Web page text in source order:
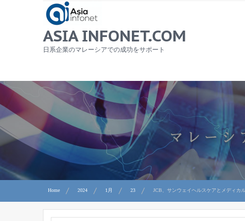
ASIA INFONET.COM
日系企業のマレーシアでの成功をサポート
Home 2024 1月 23 JCB、サンウェイヘルスケアとメディカ